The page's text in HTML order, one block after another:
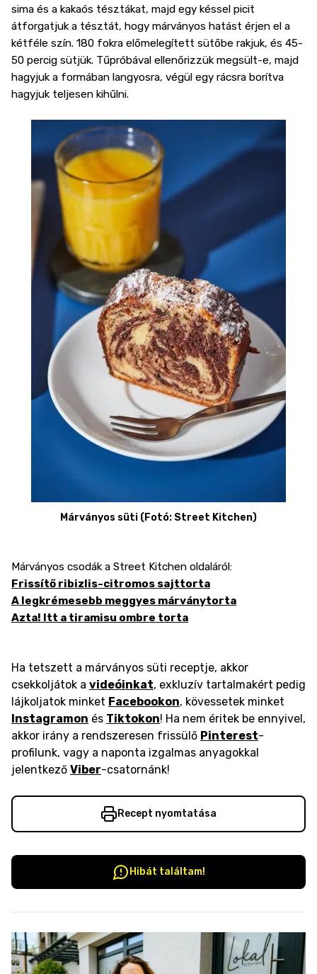
sima és a kakaós tésztákat, majd egy késsel picit
átforgatjuk a tésztát, hogy márványos hatást érjen el a
kétféle szín. 180 fokra előmelegített sütőbe rakjuk, és 45-
50 percig sütjük. Tűpróbával ellenőrizzük megsült-e, majd
hagyjuk a formában langyosra, végül egy rácsra borítva
hagyjuk teljesen kihűlni.
Márványos süti (Fotó: Street Kitchen)
Márványos csodák a Street Kitchen oldaláról:
Frissítő ribizlis-citromos sajttorta
A legkrémesebb meggyes márványtorta
Azta! Itt a tiramisu ombre torta
Ha tetszett a márványos süti receptje, akkor
csekkoljátok a videóinkat, exkluzív tartalmakért pedig
lájkoljatok minket Facebookon, kövessetek minket
Instagramon és Tiktokon! Ha nem éritek be ennyivel,
akkor irány a rendszeresen frissülő Pinterest-
profilunk, vagy a naponta izgalmas anyagokkal
jelentkező Viber-csatornánk!
Recept nyomtatása
Hibát találtam!